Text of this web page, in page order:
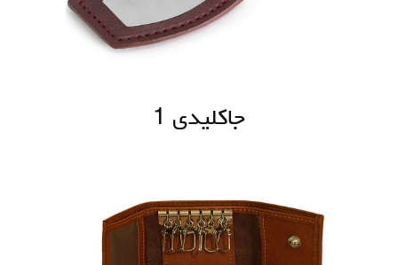
جاکلیدی 1